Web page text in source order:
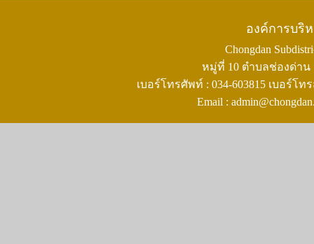
องค์การบริ
Chongdan
หมู่ที่ 10 ตำบลช่องด่าน
เบอร์โทรศัพท์ : 034-603815 เบอร์โท
Email :